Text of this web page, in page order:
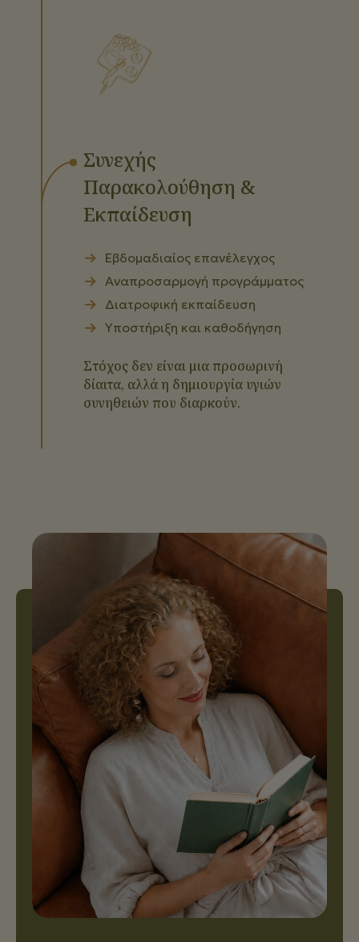
Συνεχής
Παρακολούθηση &
Εκπαίδευση
Εβδομαδιαίος επανέλεγχος
Αναπροσαρμογή προγράμματος
Διατροφική εκπαίδευση
Υποστήριξη και καθοδήγηση
Στόχος δεν είναι μια προσωρινή
δίαιτα, αλλά η δημιουργία υγιών
συνηθειών που διαρκούν.